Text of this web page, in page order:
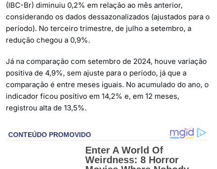
(IBC-Br) diminuiu 0,2% em relação ao mês anterior,
considerando os dados dessazonalizados (ajustados para o
período). No terceiro trimestre, de julho a setembro, a
redução chegou a 0,9%.
Já na comparação com setembro de 2024, houve variação
positiva de 4,9%, sem ajuste para o período, já que a
comparação é entre meses iguais. No acumulado do ano, o
indicador ficou positivo em 14,2% e, em 12 meses,
registrou alta de 13,5%.